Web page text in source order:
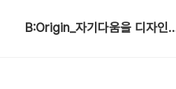
B:Origin_자기다